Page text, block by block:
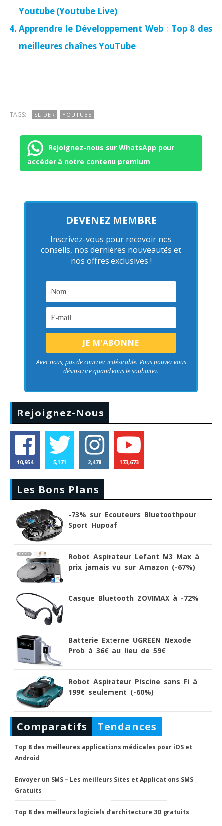
Youtube (Youtube Live)
Apprendre le Développement Web : Top 8 des
meilleures chaînes YouTube
TAGS: SLIDER YOUTUBE
Rejoignez-nous sur WhatsApp pour
accéder à notre contenu premium
DEVENEZ MEMBRE
Inscrivez-vous pour recevoir nos
conseils, nos dernières nouveautés et
nos offres exclusives !
Avec nous, pas de courrier indésirable. Vous pouvez vous
désinscrire quand vous le souhaitez.
Rejoignez-Nous
10,954 5,171 2,478 173,673
Les Bons Plans
-73% sur Ecouteurs Bluetoothpour
Sport Hupoaf
Robot Aspirateur Lefant M3 Max à
prix jamais vu sur Amazon (-67%)
Casque Bluetooth ZOVIMAX à -72%
Batterie Externe UGREEN Nexode
Prob à 36€ au lieu de 59€
Robot Aspirateur Piscine sans Fi à
199€ seulement (-60%)
Comparatifs Tendances
Top 8 des meilleures applications médicales pour iOS et
Android
Envoyer un SMS – Les meilleurs Sites et Applications SMS
Gratuits
Top 8 des meilleurs logiciels d’architecture 3D gratuits